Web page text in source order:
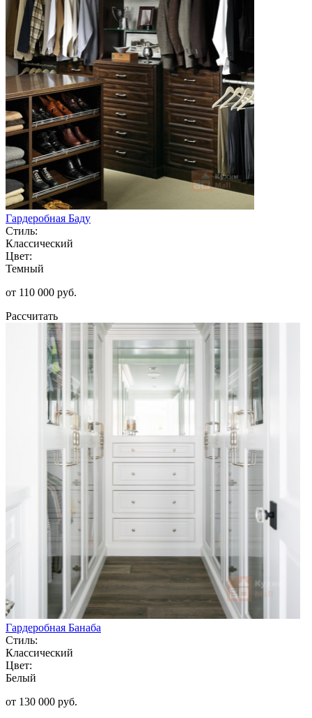
Гардеробная Баду
Стиль:
Классический
Цвет:
Темный
от 110 000 руб.
Рассчитать
Гардеробная Банаба
Стиль:
Классический
Цвет:
Белый
от 130 000 руб.